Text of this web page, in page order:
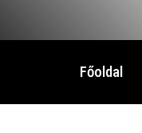
Főoldal